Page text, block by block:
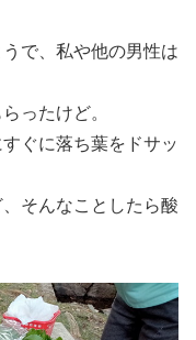
で、私や他の男性は
ったけど。
ぐに落ち葉をドサッ
そんなことしたら酸